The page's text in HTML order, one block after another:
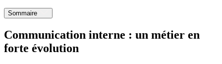
Sommaire
Communication interne : un métier en
forte évolution